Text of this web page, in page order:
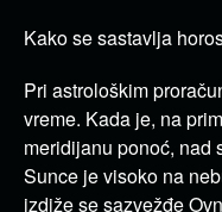
Kako se sastavlja
Pri astrološkim
vreme. Kada je, na
meridijanu ponoć, nad
Sunce je visoko na
izdiže se sazvežđe